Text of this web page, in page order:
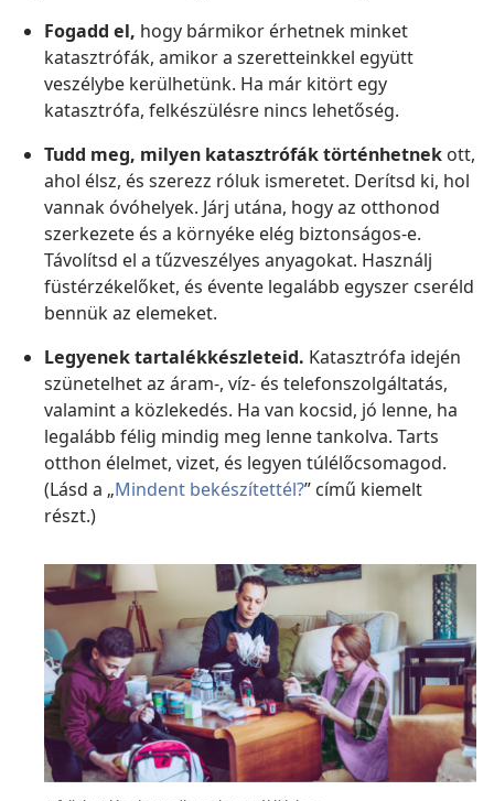
Fogadd el, hogy bármikor érhetnek minket
katasztrófák, amikor a szeretteinkkel együtt
veszélybe kerülhetünk. Ha már kitört egy
katasztrófa, felkészülésre nincs lehetőség.
Tudd meg, milyen katasztrófák történhetnek ott,
ahol élsz, és szerezz róluk ismeretet. Derítsd ki, hol
vannak óvóhelyek. Járj utána, hogy az otthonod
szerkezete és a környéke elég biztonságos-e.
Távolítsd el a tűzveszélyes anyagokat. Használj
füstérzékelőket, és évente legalább egyszer cseréld
bennük az elemeket.
Legyenek tartalékkészleteid. Katasztrófa idején
szünetelhet az áram-, víz- és telefonszolgáltatás,
valamint a közlekedés. Ha van kocsid, jó lenne, ha
legalább félig mindig meg lenne tankolva. Tarts
otthon élelmet, vizet, és legyen túlélőcsomagod.
(Lásd a „Mindent bekészítettél?” című kiemelt
részt.)